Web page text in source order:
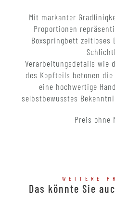
Mit markanter
Proportionen
Boxspringbett zeitloses
Verarbeitungsdetails wie
des Kopfteils betonen
eine hochwertige
selbstbewusstes
Preis ohne
WEITERE
Das könnte Sie